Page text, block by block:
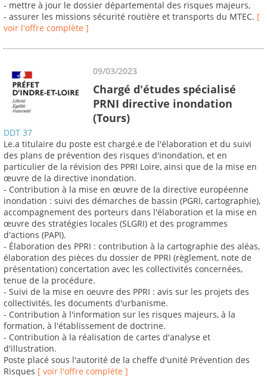
- mettre à jour le dossier départemental des risques majeurs,
- assurer les missions sécurité routière et transports du MTEC. [
voir l'offre complète ]
09/03/2023
Chargé d'études spécialisé
PRNI directive inondation
(Tours)
DDT 37
Le.a titulaire du poste est chargé.e de l'élaboration et du suivi
des plans de prévention des risques d'inondation, et en
particulier de la révision des PPRI Loire, ainsi que de la mise en
œuvre de la directive inondation.
- Contribution à la mise en œuvre de la directive européenne
inondation : suivi des démarches de bassin (PGRI, cartographie),
accompagnement des porteurs dans l'élaboration et la mise en
œuvre des stratégies locales (SLGRI) et des programmes
d'actions (PAPI).
- Élaboration des PPRI : contribution à la cartographie des aléas,
élaboration des pièces du dossier de PPRI (règlement, note de
présentation) concertation avec les collectivités concernées,
tenue de la procédure.
- Suivi de la mise en oeuvre des PPRI : avis sur les projets des
collectivités, les documents d'urbanisme.
- Contribution à l'information sur les risques majeurs, à la
formation, à l'établissement de doctrine.
- Contribution à la réalisation de cartes d'analyse et
d'illustration.
Poste placé sous l'autorité de la cheffe d'unité Prévention des
Risques [ voir l'offre complète ]